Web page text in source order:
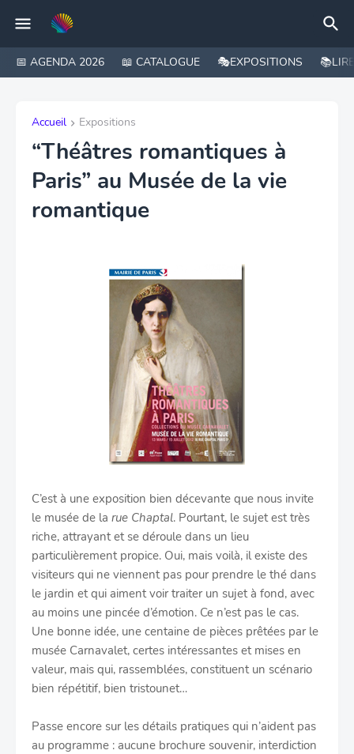
📅 AGENDA 2026 📖 CATALOGUE 🎭EXPOSITIONS 📚LIRE
Accueil Expositions
“Théâtres romantiques à
Paris” au Musée de la vie
romantique
C’est à une exposition bien décevante que nous invite
le musée de la rue Chaptal. Pourtant, le sujet est très
riche, attrayant et se déroule dans un lieu
particulièrement propice. Oui, mais voilà, il existe des
visiteurs qui ne viennent pas pour prendre le thé dans
le jardin et qui aiment voir traiter un sujet à fond, avec
au moins une pincée d’émotion. Ce n’est pas le cas.
Une bonne idée, une centaine de pièces prêtées par le
musée Carnavalet, certes intéressantes et mises en
valeur, mais qui, rassemblées, constituent un scénario
bien répétitif, bien tristounet…
Passe encore sur les détails pratiques qui n’aident pas
au programme : aucune brochure souvenir, interdiction